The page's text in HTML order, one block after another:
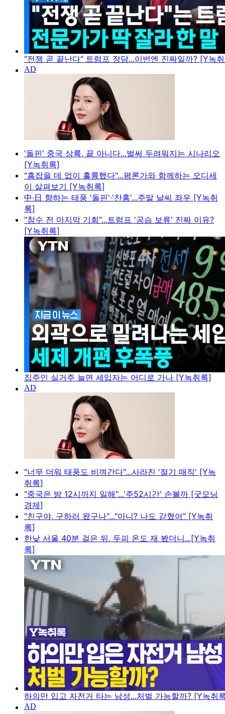
"전쟁 곧 끝난다" 트럼프 장담...이번엔 진짜일까? [Y녹
'돌핀' 중국 상륙, 끝 아니다...벌써 두려워지는 시나리오
[Y녹취록]
"흠잡을 데 없이 훌륭했다"...평론가와 함께하는 오디세
이 살펴보기 [Y녹취록]
中·日 향하는 태풍 '돌핀'·'찬홈'...주말 날씨 좌우 [Y녹취
록]
"참수 전 마지막 기회"...트럼프 '공습 보류' 진짜 이유?
[Y녹취록]
집주인 실거주 늘면 세입자는 어디로 가나 [Y녹취록]
"너무 더워 태풍도 비껴간다"...사라진 '절기 매직' [Y녹
취록]
"중국은 밤 12시까지 일해"...'주52시간' 손볼까 [굿모닝
경제]
"친구야, 구하러 왔구나"..."아니? 나도 갇혔어" [Y녹취
록]
한낮 서울 40분 걸은 뒤, 두피 온도 재 봤더니...[Y녹취
록]
하의만 입고 자전거 타는 남성...처벌 가능할까? [Y녹취